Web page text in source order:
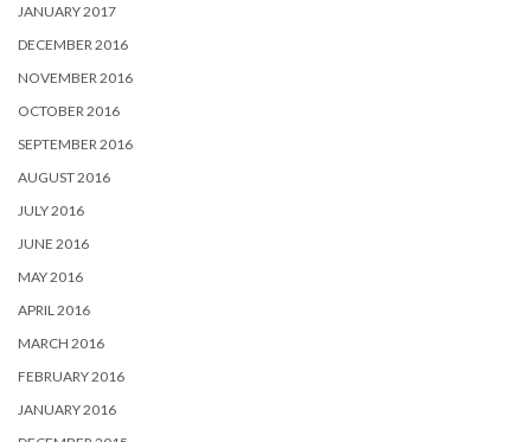
JANUARY 2017
DECEMBER 2016
NOVEMBER 2016
OCTOBER 2016
SEPTEMBER 2016
AUGUST 2016
JULY 2016
JUNE 2016
MAY 2016
APRIL 2016
MARCH 2016
FEBRUARY 2016
JANUARY 2016